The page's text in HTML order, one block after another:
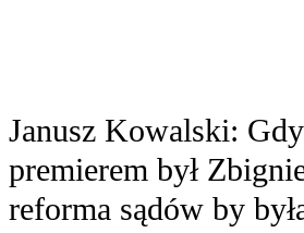
Janusz Kowalski:
premierem był
reforma sądów by